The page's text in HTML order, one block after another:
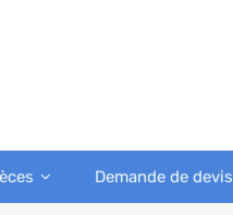
Demande de devis